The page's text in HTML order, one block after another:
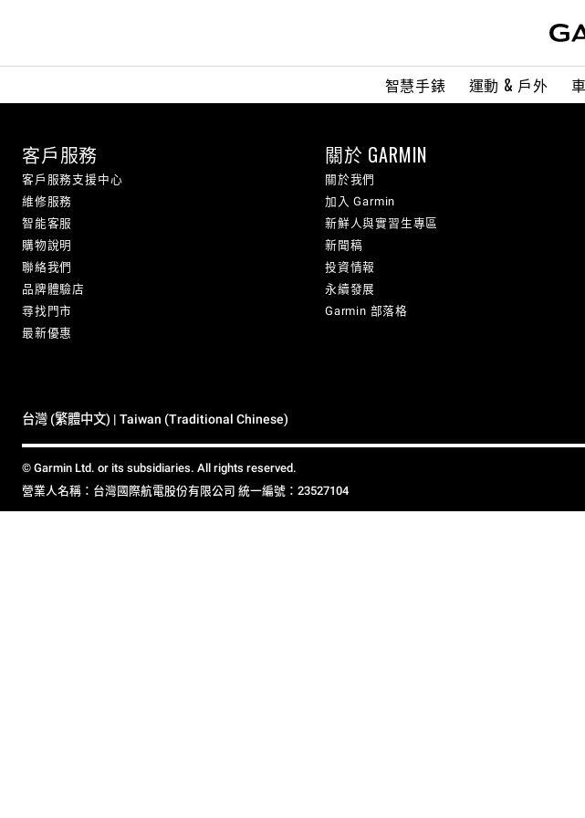
智慧手錶 運動 & 戶外
客戶服務
客戶服務支援中心
維修服務
智能客服
購物說明
聯絡我們
品牌體驗店
尋找門市
最新優惠
關於 GARMIN
關於我們
加入 Garmin
新鮮人與實習生專區
新聞稿
投資情報
永續發展
Garmin 部落格
台灣 (繁體中文) | Taiwan (Traditional Chinese)
© Garmin Ltd. or its subsidiaries. All rights reserved.
營業人名稱：台灣國際航電股份有限公司 統一編號：23527104